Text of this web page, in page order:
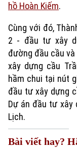
Xu hướng
hồ Hoàn Kiếm.
Cùng với đó,
2 - đầu tư xây
đường đầu cầu
xây dựng cầu
hầm chui tại nút
đầu tư xây dựng
Dự án đầu tư xây
Lịch.
Bài viết hay?